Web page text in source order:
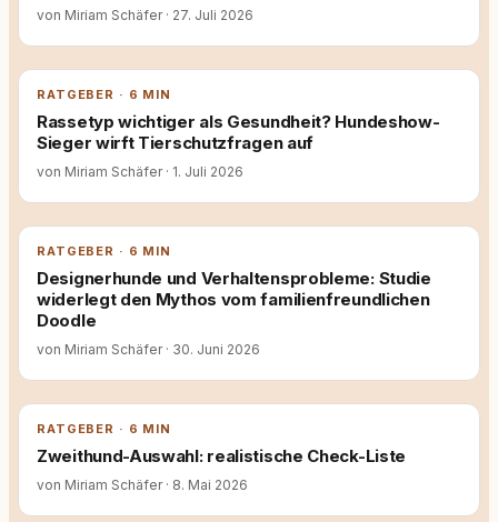
von Miriam Schäfer · 27. Juli 2026
RATGEBER · 6 MIN
Rassetyp wichtiger als Gesundheit? Hundeshow-
Sieger wirft Tierschutzfragen auf
von Miriam Schäfer · 1. Juli 2026
RATGEBER · 6 MIN
Designerhunde und Verhaltensprobleme: Studie
widerlegt den Mythos vom familienfreundlichen
Doodle
von Miriam Schäfer · 30. Juni 2026
RATGEBER · 6 MIN
Zweithund-Auswahl: realistische Check-Liste
von Miriam Schäfer · 8. Mai 2026